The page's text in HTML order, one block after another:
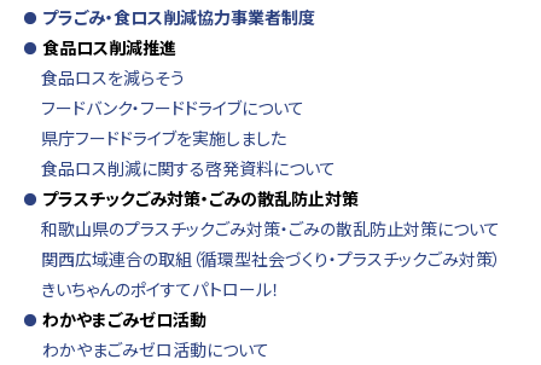
プラごみ・食ロス削減協力事業者制度
食品ロス削減推進
食品ロスを減らそう
フードバンク・フードドライブについて
県庁フードドライブを実施しました
食品ロス削減に関する啓発資料について
プラスチックごみ対策・ごみの散乱防止対策
和歌山県のプラスチックごみ対策・ごみの散乱防止対策について
関西広域連合の取組（循環型社会づくり・プラスチックごみ対策）
きいちゃんのポイすてパトロール！
わかやまごみゼロ活動
わかやまごみゼロ活動について